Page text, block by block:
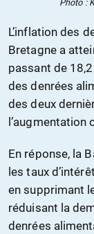
Photo :
L’inflation des
Bretagne a
passant de
des denrées
des deux
l’augmentation
En réponse, la
les taux
en supprimant
réduisant la
denrées